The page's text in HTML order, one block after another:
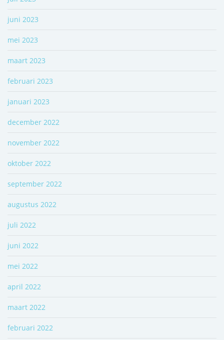
juni 2023
mei 2023
maart 2023
februari 2023
januari 2023
december 2022
november 2022
oktober 2022
september 2022
augustus 2022
juli 2022
juni 2022
mei 2022
april 2022
maart 2022
februari 2022